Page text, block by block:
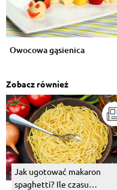
Owocowa gąsienica
Zobacz również
Jak ugotować makaron
spaghetti? Ile czasu